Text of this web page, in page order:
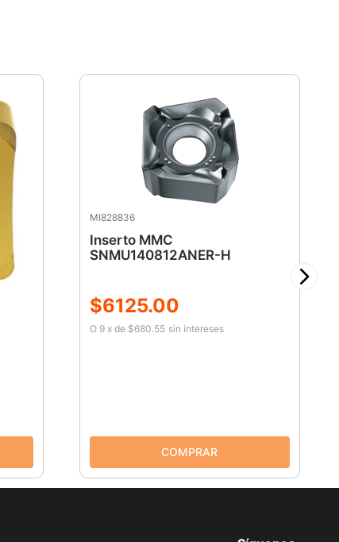
MI828836
Inserto MMC
SNMU140812ANER-H
$6125.00
O 9 xde $680.55 sin intereses